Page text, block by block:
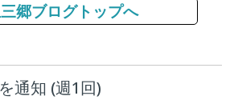
郷ブログトップへ
通知 (週1回)